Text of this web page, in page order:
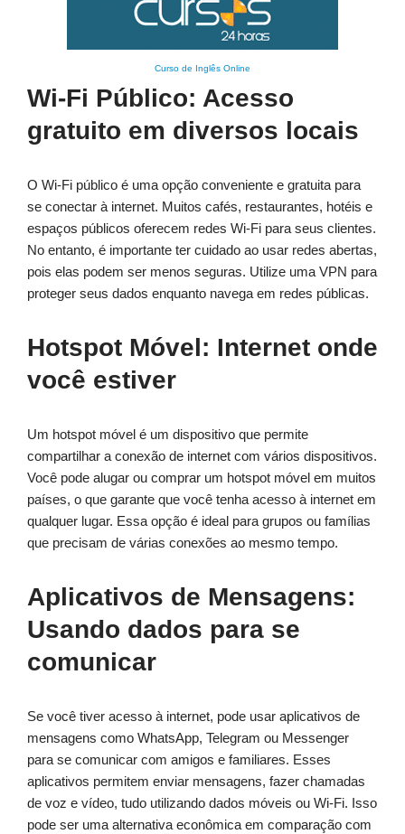
Curso de Inglês Online
Wi-Fi Público: Acesso
gratuito em diversos locais
O Wi-Fi público é uma opção conveniente e gratuita para
se conectar à internet. Muitos cafés, restaurantes, hotéis e
espaços públicos oferecem redes Wi-Fi para seus clientes.
No entanto, é importante ter cuidado ao usar redes abertas,
pois elas podem ser menos seguras. Utilize uma VPN para
proteger seus dados enquanto navega em redes públicas.
Hotspot Móvel: Internet onde
você estiver
Um hotspot móvel é um dispositivo que permite
compartilhar a conexão de internet com vários dispositivos.
Você pode alugar ou comprar um hotspot móvel em muitos
países, o que garante que você tenha acesso à internet em
qualquer lugar. Essa opção é ideal para grupos ou famílias
que precisam de várias conexões ao mesmo tempo.
Aplicativos de Mensagens:
Usando dados para se
comunicar
Se você tiver acesso à internet, pode usar aplicativos de
mensagens como WhatsApp, Telegram ou Messenger
para se comunicar com amigos e familiares. Esses
aplicativos permitem enviar mensagens, fazer chamadas
de voz e vídeo, tudo utilizando dados móveis ou Wi-Fi. Isso
pode ser uma alternativa econômica em comparação com